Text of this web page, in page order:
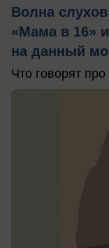
Волна
«Мама в 16»
на данный
Что говорят